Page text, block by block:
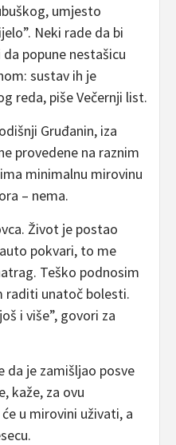
umjesto
Neki rade da bi
popune nestašicu
sustav ih je
reda, piše Večernji list.
Gruđanin, iza
provedene na raznim
minimalnu mirovinu
– nema.
Život je postao
pokvari, to me
Teško podnosim
raditi unatoč bolesti.
i više”, govori za
da je zamišljao posve
kaže, za ovu
u mirovini uživati, a